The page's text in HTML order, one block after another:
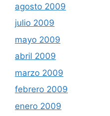
agosto 2009
julio 2009
mayo 2009
abril 2009
marzo 2009
febrero 2009
enero 2009